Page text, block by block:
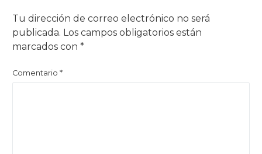
Tu dirección de correo electrónico no será
publicada. Los campos obligatorios están
marcados con*
Comentario*